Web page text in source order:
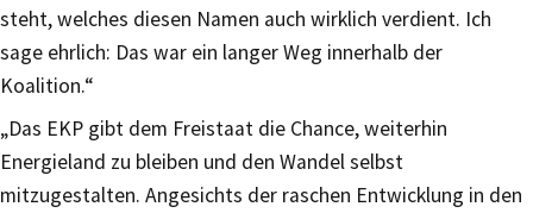
steht, welches diesen Namen auch wirklich verdient. Ich
sage ehrlich: Das war ein langer Weg innerhalb der
Koalition.“
„Das EKP gibt dem Freistaat die Chance, weiterhin
Energieland zu bleiben und den Wandel selbst
mitzugestalten. Angesichts der raschen Entwicklung in den